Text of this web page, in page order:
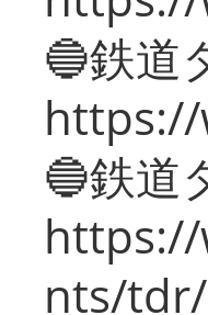
🔵鉄道
🔵鉄道
nts/tdr/